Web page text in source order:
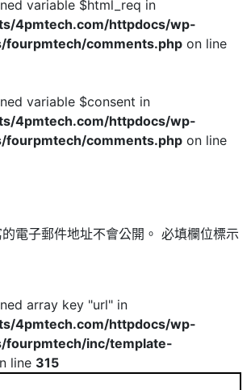
variable $html_req in
4pmtech.com/httpdocs/wp-
fourpmtech/comments.php on line
variable $consent in
4pmtech.com/httpdocs/wp-
fourpmtech/comments.php on line
電子郵件地址不會公開。 必填欄位標示
array key "url" in
4pmtech.com/httpdocs/wp-
fourpmtech/inc/template-
line 315